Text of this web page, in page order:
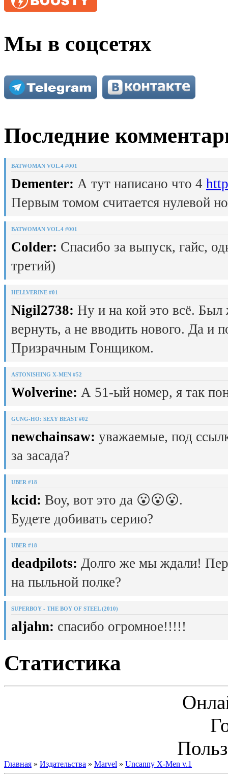
Мы в соцсетях
Последние
BATWOMAN VOL.4 #001
Dementer: А тут написано что 4
Первым томом считается нулевой
BATWOMAN VOL.4 #001
Colder: Спасибо за выпуск, гайс,
третий)
HELLVERINE #01
Nigil2738: Ну и на кой это всё.
вернуть, а не вводить нового. Да и
Призрачным Гонщиком.
ASTONISHING X-MEN #52
Wolverine: А 51-ый номер, я так
GUNG-HO: SEXY BEAST #02
newchainsaw: уважаемые, под
за засада?
UBER #18
kcid: Воу, вот это да 😮😮😮.
Будете добивать серию?
UBER #18
deadpilots: Долго же мы ждали!
на пыльной полке?
SUPERBOY - THE BOY OF STEEL (2010)
aljahn: спасибо огромное!!!!!
Статистика
Главная » Издательства » Marvel » Uncanny X-Men v.1